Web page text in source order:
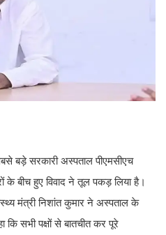
बड़े सरकारी अस्पताल पीएमसीएच
के बीच हुए विवाद ने तूल पकड़ लिया है।
मंत्री निशांत कुमार ने अस्पताल के
कि सभी पक्षों से बातचीत कर पूरे